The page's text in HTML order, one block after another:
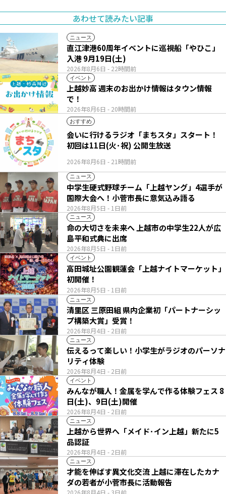
あわせて読みたい記事
ニュース
2026年8月6日 - 22時間前
直江津港60周年イベントに巡視船「やひこ」
入港 9月19日(土)
イベント
2026年8月6日 - 20時間前
上越妙高 週末のお出かけ情報はタウン情報
で！
おすすめ
2026年8月6日 - 21時間前
会いに行けるラジオ「まちスタ」スタート！
初回は11日(火･祝) 公開生放送
ニュース
2026年8月5日 - 1日前
中学生硬式野球チーム「上越ヤング」4選手が
国際大会へ！小菅市長に意気込み語る
ニュース
2026年8月5日 - 1日前
命の大切さを未来へ 上越市の中学生22人が広
島平和式典に出席
イベント
2026年8月5日 - 1日前
高田城址公園観蓮会「上越ナイトマーケット」
初開催！
ニュース
2026年8月4日 - 2日前
清里区 三原田組 県内企業初「パートナーシッ
プ構築大賞」受賞！
ニュース
2026年8月4日 - 2日前
伝えるって楽しい！小学生がラジオのパーソナ
リティ体験
イベント
2026年8月4日 - 2日前
みんなが職人！金属を学んで作る体験フェス 8
日(土)、9日(土)開催
ニュース
2026年8月4日 - 2日前
上越から世界へ「メイド･イン上越」新たに5
品認証
ニュース
才能を伸ばす異文化交流 上越に滞在したカナ
ダの若者が小菅市長に活動報告